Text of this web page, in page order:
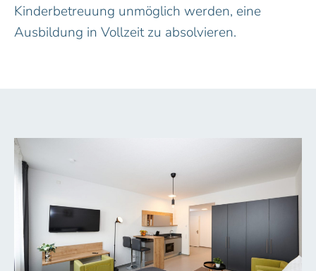
Kinderbetreuung unmöglich werden, eine
Ausbildung in Vollzeit zu absolvieren.